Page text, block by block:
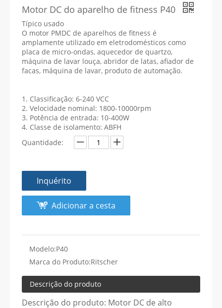
Motor DC do aparelho de fitness P40
Típico usado
O motor PMDC de aparelhos de fitness é
amplamente utilizado em eletrodomésticos como
placa de micro-ondas, aquecedor de quartzo,
máquina de lavar louça, abridor de latas, afiador de
facas, máquina de lavar, produto de automação.
1. Classificação: 6-240 VCC
2. Velocidade nominal: 1800-10000rpm
3. Potência de entrada: 10-400W
4. Classe de isolamento: ABFH
Quantidade:
Inquérito
Adicionar a cesta
Modelo:P40
Marca do Produto:Ritscher
Descrição do produto
Descrição do produto: Motor DC de alto